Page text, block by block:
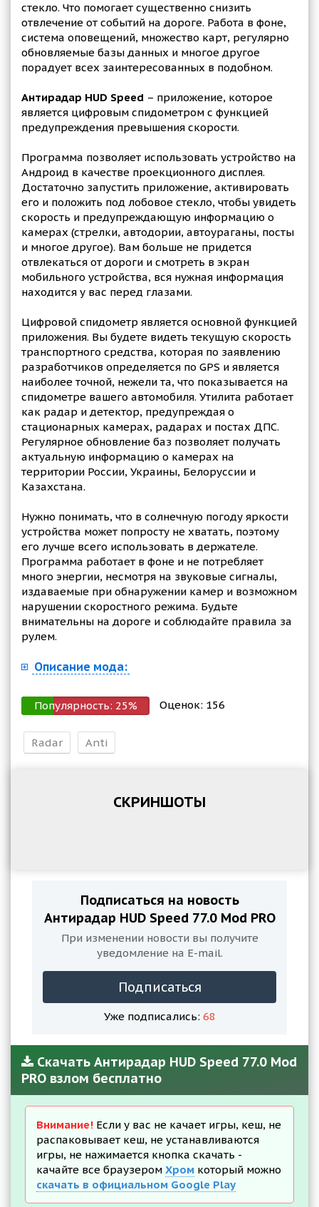
стекло. Что помогает существенно снизить
отвлечение от событий на дороге. Работа в фоне,
система оповещений, множество карт, регулярно
обновляемые базы данных и многое другое
порадует всех заинтересованных в подобном.
Антирадар HUD Speed – приложение, которое
является цифровым спидометром с функцией
предупреждения превышения скорости.
Программа позволяет использовать устройство на
Андроид в качестве проекционного дисплея.
Достаточно запустить приложение, активировать
его и положить под лобовое стекло, чтобы увидеть
скорость и предупреждающую информацию о
камерах (стрелки, автодории, автоураганы, посты
и многое другое). Вам больше не придется
отвлекаться от дороги и смотреть в экран
мобильного устройства, вся нужная информация
находится у вас перед глазами.
Цифровой спидометр является основной функцией
приложения. Вы будете видеть текущую скорость
транспортного средства, которая по заявлению
разработчиков определяется по GPS и является
наиболее точной, нежели та, что показывается на
спидометре вашего автомобиля. Утилита работает
как радар и детектор, предупреждая о
стационарных камерах, радарах и постах ДПС.
Регулярное обновление баз позволяет получать
актуальную информацию о камерах на
территории России, Украины, Белоруссии и
Казахстана.
Нужно понимать, что в солнечную погоду яркости
устройства может попросту не хватать, поэтому
его лучше всего использовать в держателе.
Программа работает в фоне и не потребляет
много энергии, несмотря на звуковые сигналы,
издаваемые при обнаружении камер и возможном
нарушении скоростного режима. Будьте
внимательны на дороге и соблюдайте правила за
рулем.
Описание мода:
Популярность: 25% Оценок: 156
Radar Anti
СКРИНШОТЫ
Подписаться на новость
Антирадар HUD Speed 77.0 Mod PRO
При изменении новости вы получите
уведомление на E-mail.
Подписаться
Уже подписались: 68
Скачать Антирадар HUD Speed 77.0 Mod
PRO взлом бесплатно
Внимание! Если у вас не качает игры, кеш, не
распаковывает кеш, не устанавливаются
игры, не нажимается кнопка скачать -
качайте все браузером Хром который можно
скачать в официальном Google Play